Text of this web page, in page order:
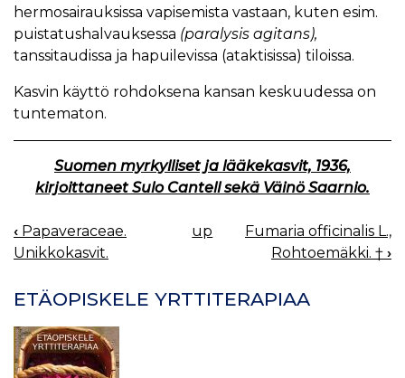
hermosairauksissa vapisemista vastaan, kuten esim.
puistatushalvauksessa (paralysis agitans),
tanssitaudissa ja hapuilevissa (ataktisissa) tiloissa.
Kasvin käyttö rohdoksena kansan keskuudessa on
tuntematon.
Suomen myrkylliset ja lääkekasvit, 1936,
kirjoittaneet Sulo Cantell sekä Väinö Saarnio.
BOOK
NAVIGATION
‹ Papaveraceae.
Unikkokasvit.
up
Fumaria officinalis L.,
Rohtoemäkki. † ›
ETÄOPISKELE YRTTITERAPIAA